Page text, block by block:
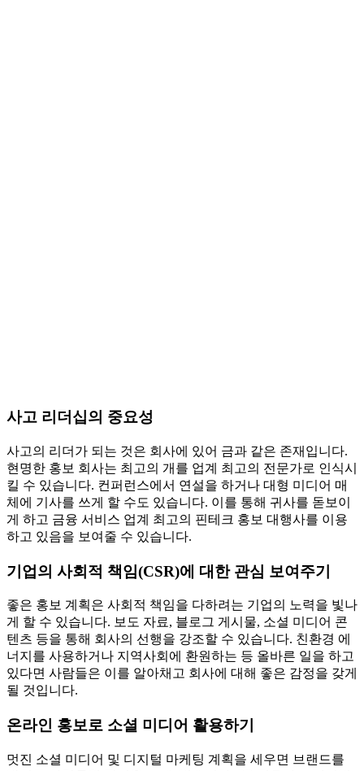
사고 리더십의 중요성
사고의 리더가 되는 것은 회사에 있어 금과 같은 존재입니다.
현명한 홍보 회사는 최고의 개를 업계 최고의 전문가로 인식시
킬 수 있습니다. 컨퍼런스에서 연설을 하거나 대형 미디어 매
체에 기사를 쓰게 할 수도 있습니다. 이를 통해 귀사를 돋보이
게 하고 금융 서비스 업계 최고의 핀테크 홍보 대행사를 이용
하고 있음을 보여줄 수 있습니다.
기업의 사회적 책임(CSR)에 대한 관심 보여주기
좋은 홍보 계획은 사회적 책임을 다하려는 기업의 노력을 빛나
게 할 수 있습니다. 보도 자료, 블로그 게시물, 소셜 미디어 콘
텐츠 등을 통해 회사의 선행을 강조할 수 있습니다. 친환경 에
너지를 사용하거나 지역사회에 환원하는 등 올바른 일을 하고
있다면 사람들은 이를 알아채고 회사에 대해 좋은 감정을 갖게
될 것입니다.
온라인 홍보로 소셜 미디어 활용하기
멋진 소셜 미디어 및 디지털 마케팅 계획을 세우면 브랜드를